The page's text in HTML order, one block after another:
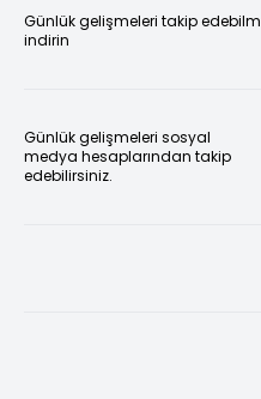
Günlük gelişmeleri takip
indirin
Günlük gelişmeleri sosyal
medya hesaplarından takip
edebilirsiniz.